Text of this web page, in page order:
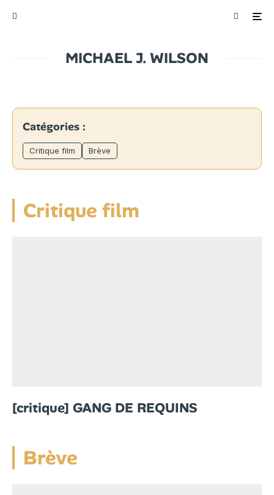
MICHAEL J. WILSON
Catégories :
Critique film Brève
Critique film
[critique] GANG DE REQUINS
Brève